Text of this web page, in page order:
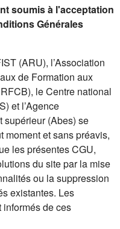
soumis à l'acceptation
Générales
(ARU), l’Association
de Formation aux
le Centre national
et l’Agence
(Abes) se
moment et sans préavis,
les présentes CGU,
du site par la mise
ou la suppression
existantes. Les
de ces